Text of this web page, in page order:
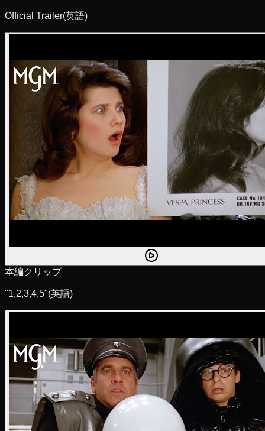
Official Trailer(英語)
本編クリップ
"1,2,3,4,5"(英語)